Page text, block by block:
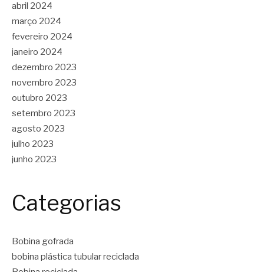
abril 2024
março 2024
fevereiro 2024
janeiro 2024
dezembro 2023
novembro 2023
outubro 2023
setembro 2023
agosto 2023
julho 2023
junho 2023
Categorias
Bobina gofrada
bobina plástica tubular reciclada